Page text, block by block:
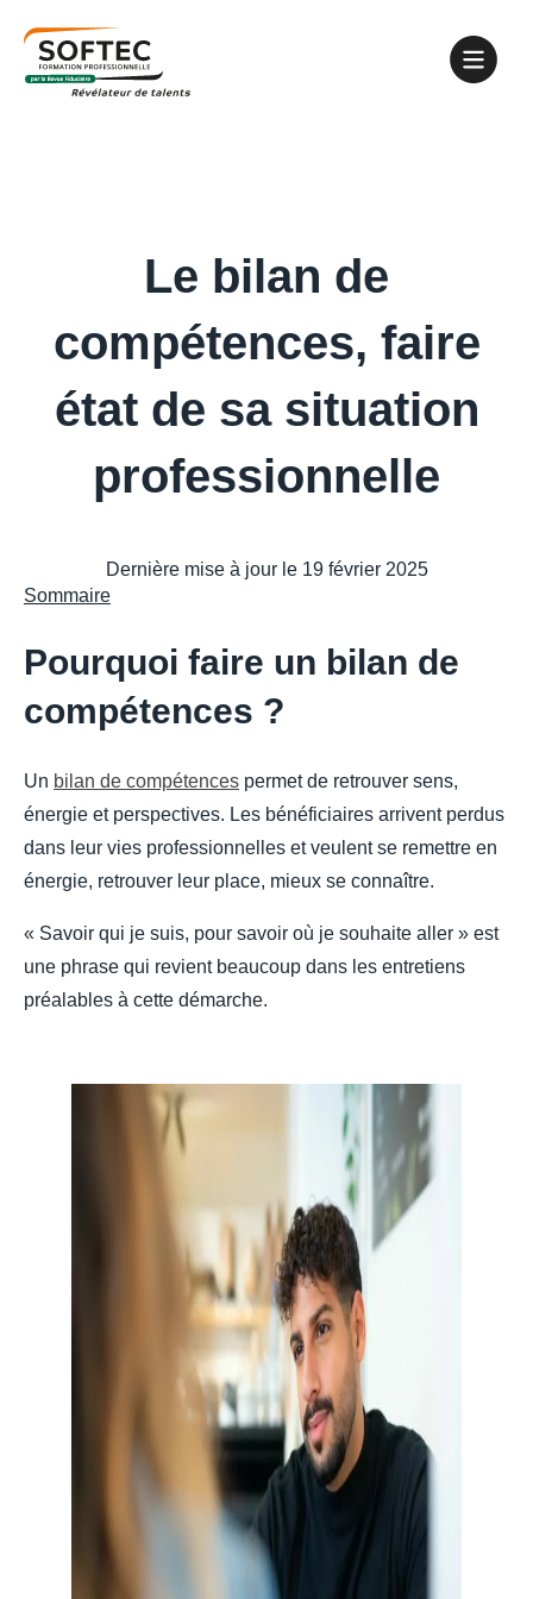
Le bilan de
compétences, faire
état de sa situation
professionnelle
Dernière mise à jour le 19 février 2025
Sommaire
Pourquoi faire un bilan de
compétences ?
Un bilan de compétences permet de retrouver sens,
énergie et perspectives. Les bénéficiaires arrivent perdus
dans leur vies professionnelles et veulent se remettre en
énergie, retrouver leur place, mieux se connaître.
« Savoir qui je suis, pour savoir où je souhaite aller » est
une phrase qui revient beaucoup dans les entretiens
préalables à cette démarche.